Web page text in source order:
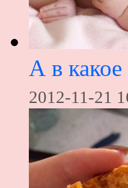
А в
2012-11-21